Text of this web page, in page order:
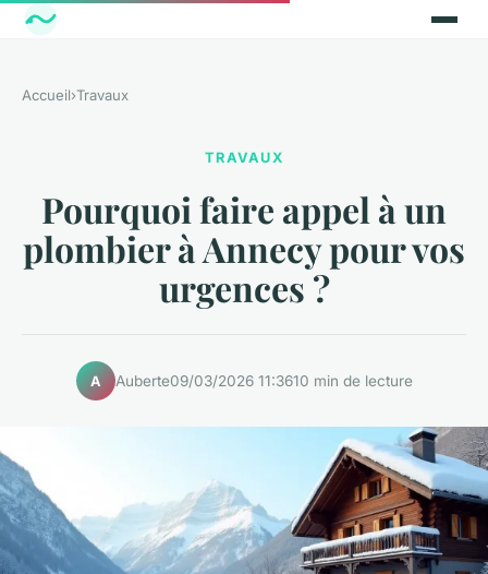
Accueil›Travaux
TRAVAUX
Pourquoi faire appel à un
plombier à Annecy pour vos
urgences ?
A Auberte09/03/2026 11:3610 min de lecture